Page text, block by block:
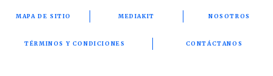
MAPA DE SITIO MEDIAKIT NOSOTROS
TÉRMINOS Y CONDICIONES CONTÁCTANOS